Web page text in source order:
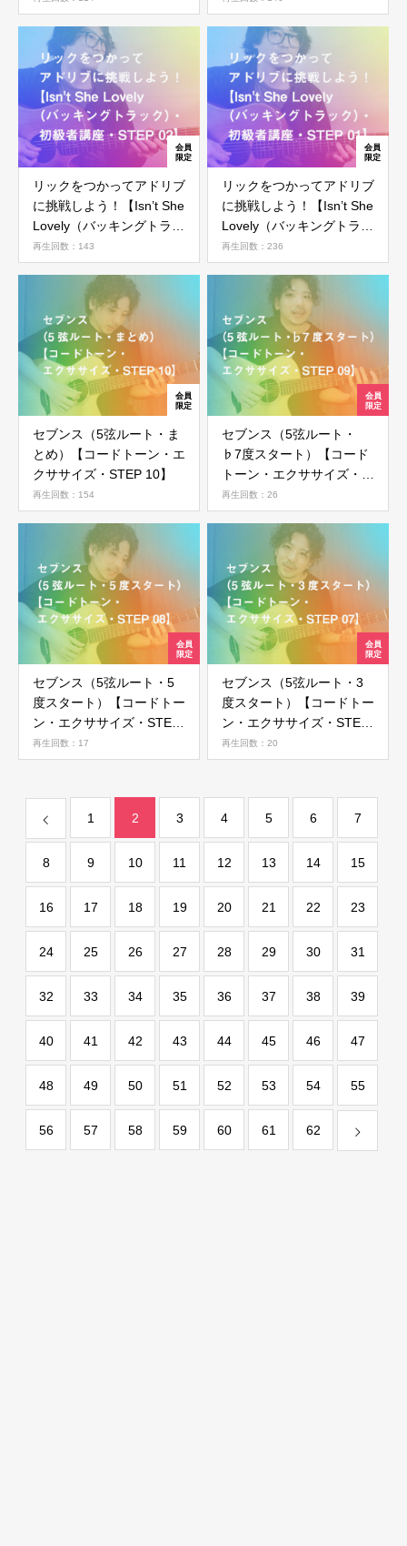
04】
03】
リックをつかってアドリブ
に挑戦しよう！【Isn’t She
Lovely（バッキングトラッ
ク）・初級者講座・STEP
02】
再生回数：143
リックをつかってアドリブ
に挑戦しよう！【Isn’t She
Lovely（バッキングトラッ
ク）・初級者講座・STEP
01】
再生回数：236
セブンス（5弦ルート・ま
とめ）【コードトーン・エ
クササイズ・STEP 10】
再生回数：154
セブンス（5弦ルート・
♭7度スタート）【コード
トーン・エクササイズ・
STEP 09】
再生回数：26
セブンス（5弦ルート・5
度スタート）【コードトー
ン・エクササイズ・STEP
08】
再生回数：17
セブンス（5弦ルート・3
度スタート）【コードトー
ン・エクササイズ・STEP
07】
再生回数：20
1 2 3 4 5 6 7
8 9 10 11 12 13 14 15
16 17 18 19 20 21 22 23
24 25 26 27 28 29 30 31
32 33 34 35 36 37 38 39
40 41 42 43 44 45 46 47
48 49 50 51 52 53 54 55
56 57 58 59 60 61 62
ログイン
ログイン情報を記憶する
パスワードを忘れた場合
会員ではない方は会員登録してください
新規会員登録